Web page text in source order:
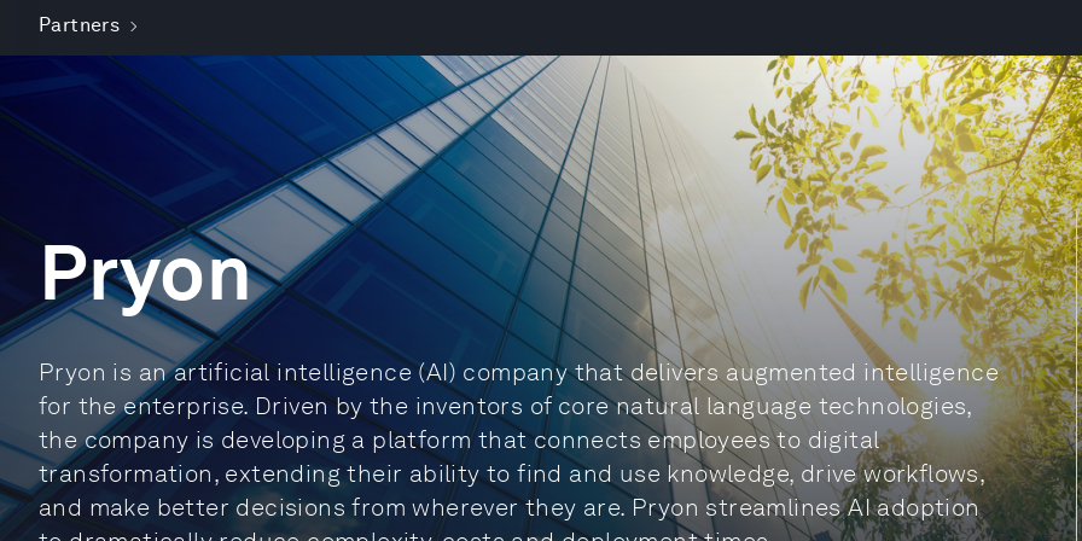
Partners
Pryon
Pryon is an artificial intelligence (AI) company that delivers augmented intelligence
for the enterprise. Driven by the inventors of core natural language technologies,
the company is developing a platform that connects employees to digital
transformation, extending their ability to find and use knowledge, drive workflows,
and make better decisions from wherever they are. Pryon streamlines AI adoption